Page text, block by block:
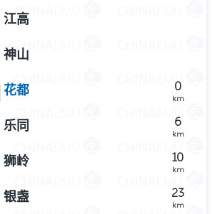
江高
神山
0
km
花都
6
km
乐同
10
km
狮岭
23
km
银盏